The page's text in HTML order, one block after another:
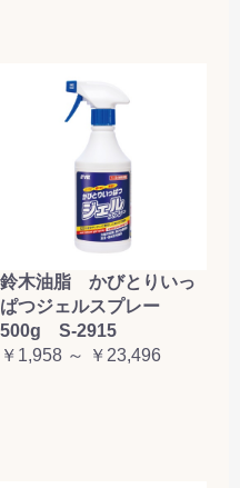
鈴木油脂 かびとりいっ
ぱつジェルスプレー
500g S-2915
￥1,958 ～ ￥23,496